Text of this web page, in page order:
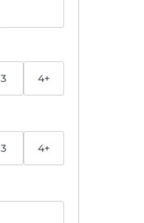
3 4+
3 4+